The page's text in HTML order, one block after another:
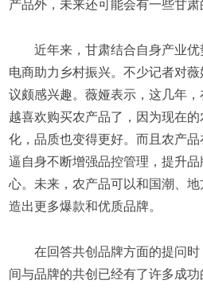
产品外，未来还可能会有一些甘肃
近年来，甘肃结合自身产业
电商助力乡村振兴。不少记者对
议颇感兴趣。薇娅表示，这几年
越喜欢购买农产品了，因为现在
化，品质也变得更好。而且农产
逼自身不断增强品控管理，提升
心。未来，农产品可以和国潮、
造出更多爆款和优质品牌。
在回答共创品牌方面的提问
间与品牌的共创已经有了许多成